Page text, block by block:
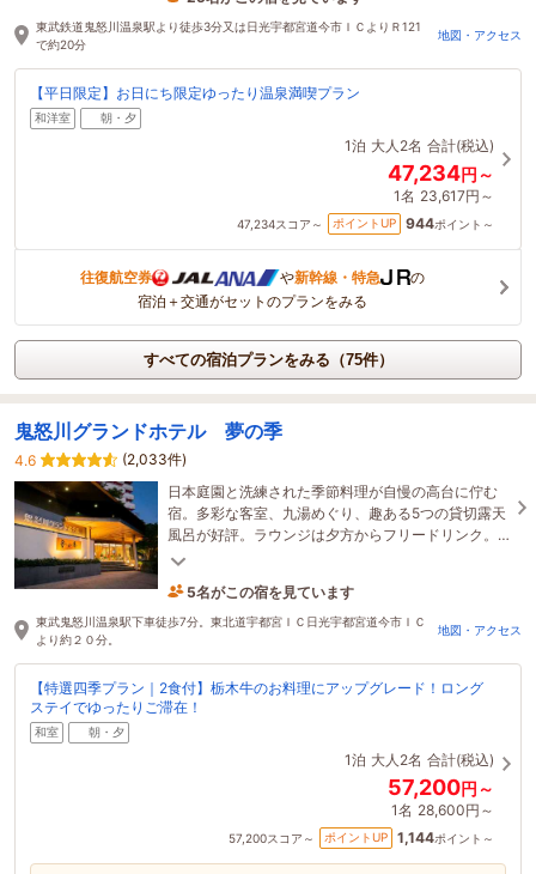
1時間前に予約されました
東武鉄道鬼怒川温泉駅より徒歩3分又は日光宇都宮道今市ＩＣよりＲ121
で約20分
地図・アクセス
【平日限定】お日にち限定ゆったり温泉満喫プラン
和洋室 朝・夕
1泊 大人2名 合計(税込)
47,234円～
1名 23,617円～
47,234スコア～ ポイントUP 944ポイント～
往復航空券 や新幹線・特急
の
宿泊＋交通がセットのプランをみる
すべての宿泊プランをみる（75件）
鬼怒川グランドホテル 夢の季
4.6
(2,033件)
日本庭園と洗練された季節料理が自慢の高台に佇む
宿。多彩な客室、九湯めぐり、趣ある5つの貸切露天
風呂が好評。ラウンジは夕方からフリードリンク。
喧騒を離れ穏やかなひと季（とき）を―。
5名がこの宿を見ています
6時間前に予約されました
東武鬼怒川温泉駅下車徒歩7分。東北道宇都宮ＩＣ日光宇都宮道今市ＩＣ
より約２０分。
地図・アクセス
【特選四季プラン｜2食付】栃木牛のお料理にアップグレード！ロング
ステイでゆったりご滞在！
和室 朝・夕
1泊 大人2名 合計(税込)
57,200円～
1名 28,600円～
57,200スコア～ ポイントUP 1,144ポイント～